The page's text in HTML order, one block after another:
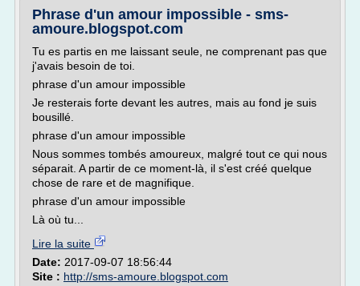
Phrase d'un amour impossible - sms-
amoure.blogspot.com
Tu es partis en me laissant seule, ne comprenant pas que
j'avais besoin de toi.
phrase d'un amour impossible
Je resterais forte devant les autres, mais au fond je suis
bousillé.
phrase d'un amour impossible
Nous sommes tombés amoureux, malgré tout ce qui nous
séparait. A partir de ce moment-là, il s'est créé quelque
chose de rare et de magnifique.
phrase d'un amour impossible
Là où tu...
Lire la suite
Date: 2017-09-07 18:56:44
Site : http://sms-amoure.blogspot.com